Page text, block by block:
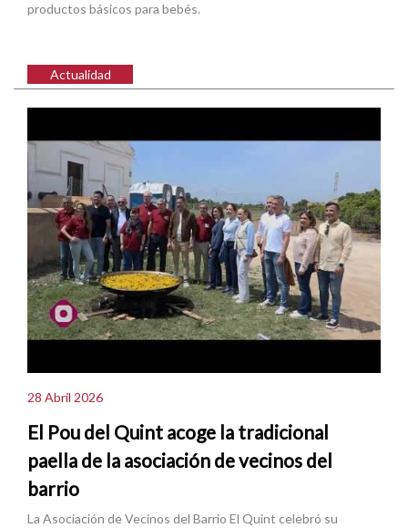
productos básicos para bebés.
Actualidad
28 Abril 2026
El Pou del Quint acoge la tradicional
paella de la asociación de vecinos del
barrio
La Asociación de Vecinos del Barrio El Quint celebró su